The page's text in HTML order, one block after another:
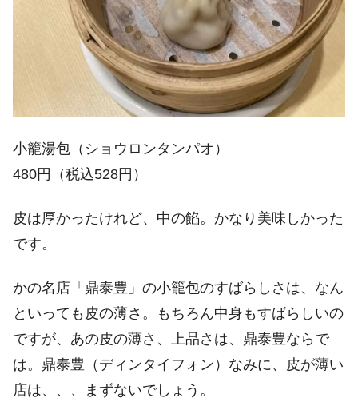
小籠湯包（ショウロンタンパオ）
480円（税込528円）
皮は厚かったけれど、中の餡。かなり美味しかった
です。
かの名店「鼎泰豊」の小籠包のすばらしさは、なん
といっても皮の薄さ。もちろん中身もすばらしいの
ですが、あの皮の薄さ、上品さは、鼎泰豊ならで
は。鼎泰豊（ディンタイフォン）なみに、皮が薄い
店は、、、まずないでしょう。